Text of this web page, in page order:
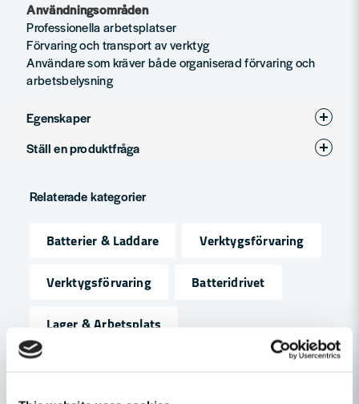
Användningsområden
Professionella arbetsplatser
Förvaring och transport av verktyg
Användare som kräver både organiserad förvaring och
arbetsbelysning
Egenskaper
Varumärke
Ställ en produktfråga
Fråga oss något om denna produkten...
Namn
email
Mejladress
Relaterade kategorier
Batterier & Laddare
Verktygsförvaring
Verktygsförvaring
Batteridrivet
Lager & Arbetsplats